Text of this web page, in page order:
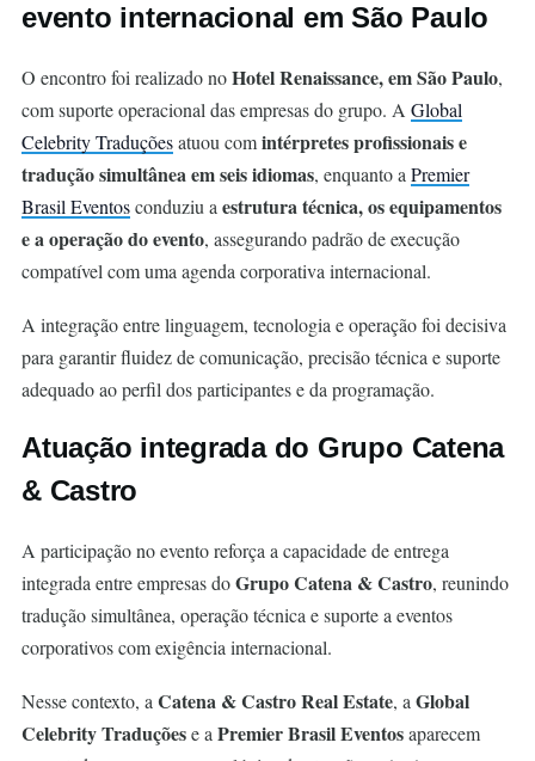
evento internacional em São Paulo
O encontro foi realizado noHotel Renaissance, em São Paulo,
com suporte operacional das empresas do grupo. A Global
Celebrity Traduçõesatuou comintérpretes profissionais e
tradução simultânea em seis idiomas, enquanto a Premier
Brasil Eventosconduziu a estrutura técnica, os equipamentos
e a operação do evento, assegurando padrão de execução
compatível com uma agenda corporativa internacional.
A integração entre linguagem, tecnologia e operação foi decisiva
para garantir fluidez de comunicação, precisão técnica e suporte
adequado ao perfil dos participantes e da programação.
Atuação integrada do Grupo Catena
& Castro
A participação no evento reforça a capacidade de entrega
integrada entre empresas doGrupo Catena & Castro, reunindo
tradução simultânea, operação técnica e suporte a eventos
corporativos com exigência internacional.
Nesse contexto, a Catena & Castro Real Estate, a Global
Celebrity Traduçõese a Premier Brasil Eventosaparecem